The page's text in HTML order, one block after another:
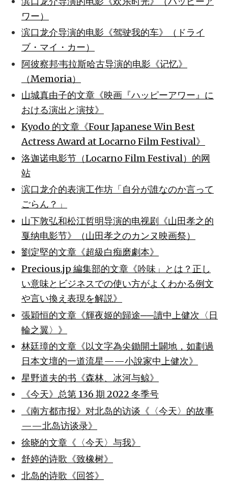
ワー）
滨口龙介导演的电影《驾驶我的车》（ドライ
ブ・マイ・カー）
阿彼察邦·韦拉斯哈古导演的电影《记忆》
（Memoria）
山城真由子的文章《映画『ハッピーアワー』に
おける演出と演技》
Kyodo 的文章《Four Japanese Win Best
Actress Award at Locarno Film Festival》
洛迦诺电影节（Locarno Film Festival）的网
站
滨口龙介的表演工作坊「自分が誰なのか言って
ごらん？」
山下敦弘和松江哲明导演的电视剧《山田孝之的
戛纳电影节》（山田孝之のカンヌ映画祭）
劉定堅的文章《超級白痴磨劇本》
Precious.jp 編集部的文章《吟味」とは？正し
い意味とビジネスでの使い方がよくわかる例文
や言い換え表現を解説》
張穎恒的文章《輝夜姬的歸途──讀中上健次〈日
輪之翼〉》
林廷璋的文章《以文字為尖鋤開土闢地，如劃過
日本文壇的一道流星——小說家中上健次》
星野道夫的书《森林、冰河与鲸》
《今天》总第 136 期 2022 冬季号
《南方都市报》对北岛的访谈《〈今天〉的故事
——北岛访谈录》
徐晓的文章《〈今天〉与我》
舒婷的诗歌《致橡树》
北岛的诗歌《回答》